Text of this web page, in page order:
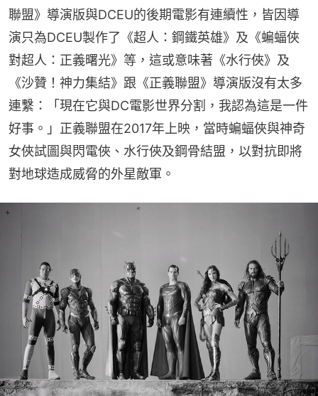
聯盟》導演版與DCEU的後期電影有連續性，皆因導
演只為DCEU製作了《超人：鋼鐵英雄》及《蝙蝠俠
對超人：正義曙光》等，這或意味著《水行俠》及
《沙贊！神力集結》跟《正義聯盟》導演版沒有太多
連繫：「現在它與DC電影世界分割，我認為這是一件
好事。」正義聯盟在2017年上映，當時蝙蝠俠與神奇
女俠試圖與閃電俠、水行俠及鋼骨結盟，以對抗即將
對地球造成威脅的外星敵軍。